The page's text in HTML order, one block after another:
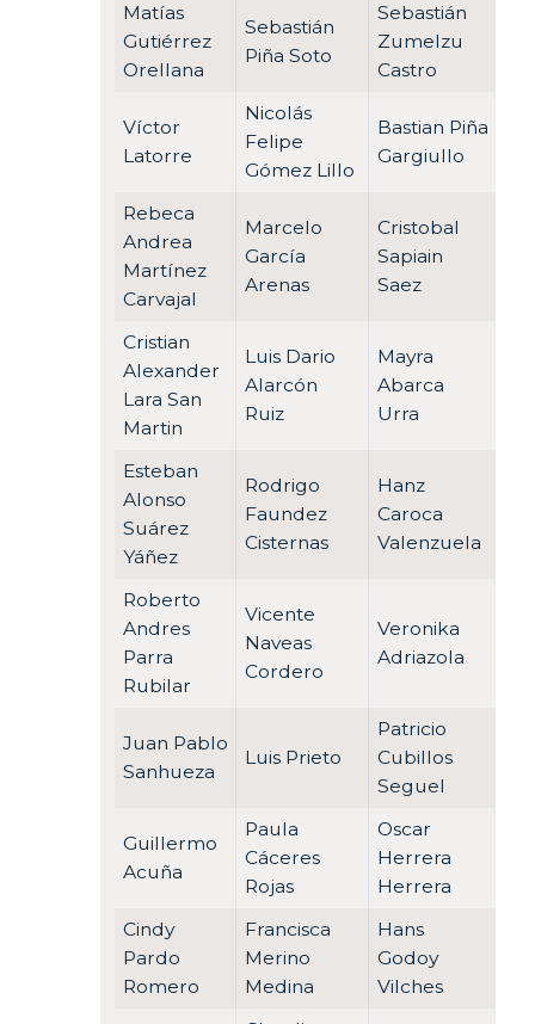
Matías
Gutiérrez
Orellana
Sebastián
Piña Soto
Sebastián
Zumelzu
Castro
Víctor
Latorre
Nicolás
Felipe
Gómez Lillo
Bastian Piña
Gargiullo
Rebeca
Andrea
Martínez
Carvajal
Marcelo
García
Arenas
Cristobal
Sapiain
Saez
Cristian
Alexander
Lara San
Martin
Luis Dario
Alarcón
Ruiz
Mayra
Abarca
Urra
Esteban
Alonso
Suárez
Yáñez
Rodrigo
Faundez
Cisternas
Hanz
Caroca
Valenzuela
Roberto
Andres
Parra
Rubilar
Vicente
Naveas
Cordero
Veronika
Adriazola
Juan Pablo
Sanhueza
Luis Prieto
Patricio
Cubillos
Seguel
Guillermo
Acuña
Paula
Cáceres
Rojas
Oscar
Herrera
Herrera
Cindy
Pardo
Romero
Francisca
Merino
Medina
Hans
Godoy
Vilches